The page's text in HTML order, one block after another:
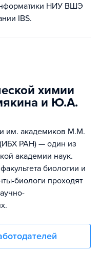
НИУ ВШЭ
IBS.
химии
и Ю.А.
им. академиков М.М.
РАН) — один из
академии наук.
биологии и
биологи проходят